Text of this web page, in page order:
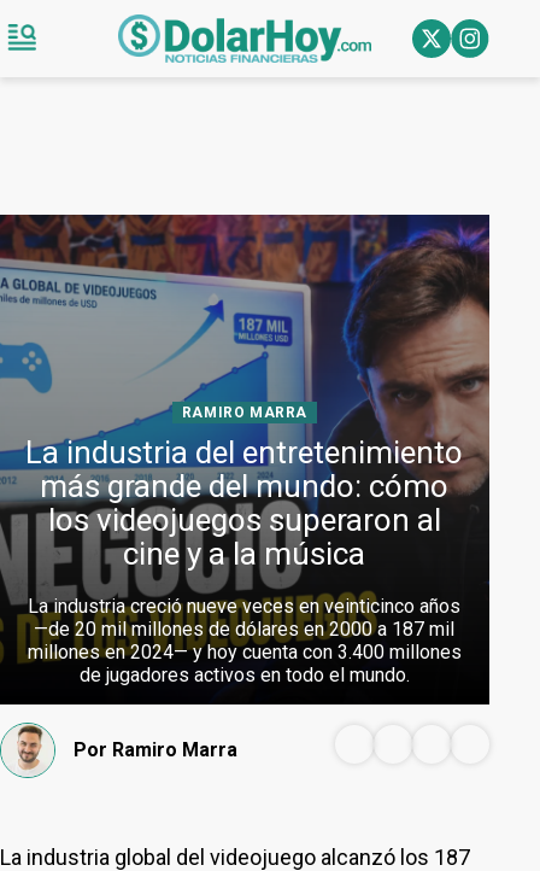
RAMIRO MARRA
La industria del entretenimiento
más grande del mundo: cómo
los videojuegos superaron al
cine y a la música
La industria creció nueve veces en veinticinco años
—de 20 mil millones de dólares en 2000 a 187 mil
millones en 2024— y hoy cuenta con 3.400 millones
de jugadores activos en todo el mundo.
Por Ramiro Marra
La industria global del videojuego alcanzó los 187